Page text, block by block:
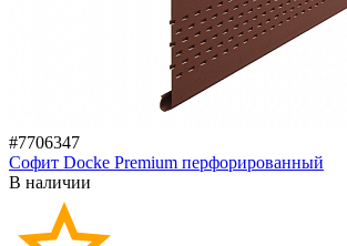
#7706347
Софит Docke Premium перфорированный
В наличии